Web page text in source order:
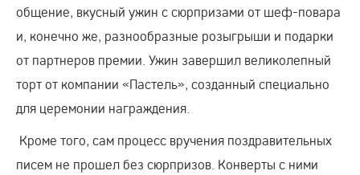
общение, вкусный ужин с сюрпризами от шеф-повара
и, конечно же, разнообразные розыгрыши и подарки
от партнеров премии. Ужин завершил великолепный
торт от компании «Пастель», созданный специально
для церемонии награждения.
Кроме того, сам процесс вручения поздравительных
писем не прошел без сюрпризов. Конверты с ними